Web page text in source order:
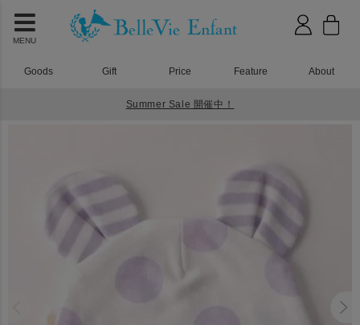
MENU
Goods Gift Price Feature About
Summer Sale 開催中！
シェリ ベビーキャップ パープル